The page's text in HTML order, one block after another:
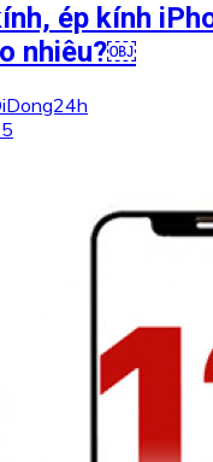
ép kính
nhiêu?￼